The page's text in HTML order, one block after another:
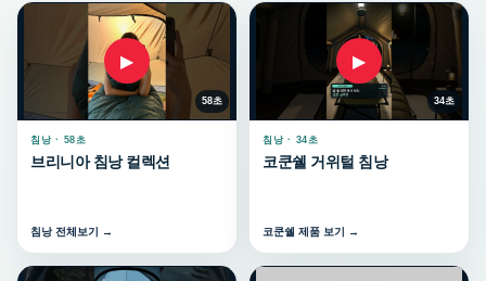
▶
58초
침낭 · 58초
브리니아 침낭 컬렉션
침낭 전체보기 →
▶
34초
침낭 · 34초
코쿤쉘 거위털 침낭
코쿤쉘 제품 보기 →